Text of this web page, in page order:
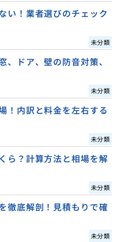
い！業者選びのチェック
未分類
、ドア、壁の防音対策、
未分類
！内訳と料金を左右する
未分類
ら？計算方法と相場を解
未分類
徹底解剖！見積もりで確
未分類